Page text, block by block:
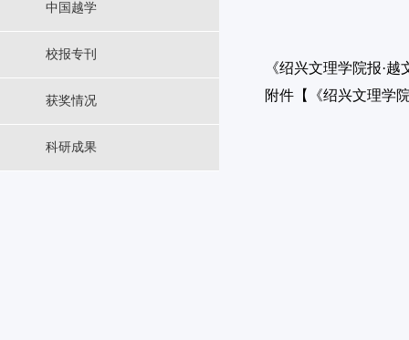
中国越学
校报专刊
获奖情况
科研成果
《绍兴文理学院报·
附件【
《绍兴文理学